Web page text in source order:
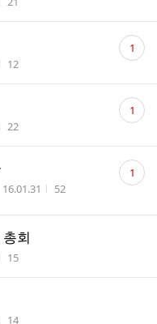
조회수
12
댓
글 1
조회수
22
댓
글 1
작성시간
16.01.31 조회수
52
댓
글 1
회
조회수
15
조회수
14